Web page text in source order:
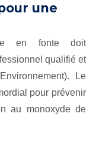
une
en fonte doit
qualifié et
Le
pour prévenir
au monoxyde de